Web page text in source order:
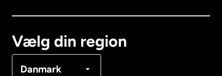
Vælg din region
Danmark